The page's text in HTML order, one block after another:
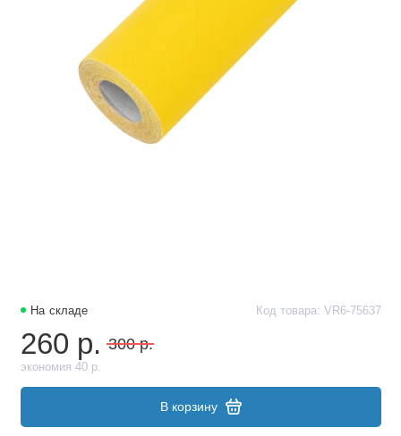
На складе Код товара: VR6-75637
260 р. 300 р.
экономия 40 р.
В корзину